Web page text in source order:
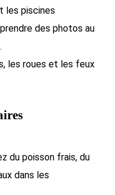
les piscines
des photos au
les roues et les feux
du poisson frais, du
dans les